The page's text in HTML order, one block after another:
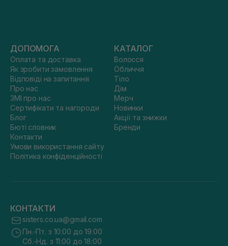
ДОПОМОГА
Оплата та доставка
Як зробити замовлення
Відповіді на запитання
Про нас
ЗМІ про нас
Сертифікати та нагороди
Блог
Бюті словник
Контакти
Умови використання сайту
Політика конфіденційності
КАТАЛОГ
Волосся
Обличчя
Тіло
Дім
Мерч
Новинки
Акції та знижки
Бренди
КОНТАКТИ
sisters.co.ua@gmail.com
Пн.-Пт. з 10:00 до 19:00
Сб.-Нд. з 11:00 до 18:00